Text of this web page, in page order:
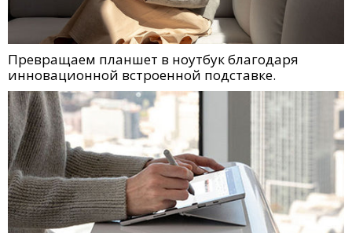
Превращаем планшет в ноутбук благодаря
инновационной встроенной подставке.